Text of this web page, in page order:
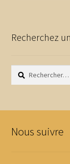
Recherchez
Rechercher :
Nous suivre